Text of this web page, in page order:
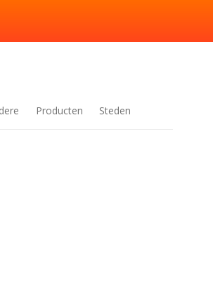
Producten Steden